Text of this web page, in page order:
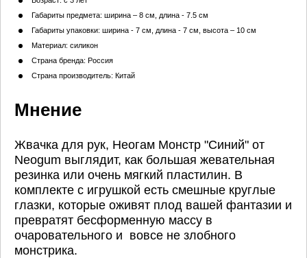
Габариты предмета: ширина – 8 см, длина - 7.5 см
Габариты упаковки: ширина - 7 см, длина - 7 см, высота – 10 см
Материал: силикон
Страна бренда: Россия
Страна производитель: Китай
Мнение
Жвачка для рук, Неогам Монстр "Синий" от
Neogum выглядит, как большая жевательная
резинка или очень мягкий пластилин. В
комплекте с игрушкой есть смешные круглые
глазки, которые оживят плод вашей фантазии и
превратят бесформенную массу в
очаровательного и вовсе не злобного
монстрика.